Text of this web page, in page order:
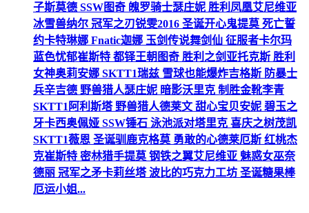
子斯莫德 SSW图奇 魄罗骑士瑟庄妮 胜利凤凰艾尼维亚
冰雪兽纳尔 冠军之刃锐雯2016 圣诞开心鬼提莫 死亡誓
约卡特琳娜 Fnatic迦娜 玉剑传说舞剑仙 征服者卡尔玛
蓝色忧郁崔斯特 都铎王朝图奇 胜利之剑亚托克斯 胜利
女神奥莉安娜 SKTT1瑞兹 雪球也能爆炸吉格斯 防暴士
兵辛吉德 野兽猎人瑟庄妮 暗影沃里克 制胜金靴李青
SKTT1阿利斯塔 野兽猎人德莱文 甜心宝贝安妮 碧玉之
牙卡西奥佩娅 SSW锤石 泳池派对塔里克 喜庆之树茂凯
SKTT1薇恩 圣诞驯鹿克格莫 勇敢的心德莱厄斯 红桃杰
克崔斯特 密林猎手提莫 钢铁之翼艾尼维亚 魅惑女巫奈
德丽 冠军之矛卡莉丝塔 波比的巧克力工坊 圣诞糖果棒
厄运小姐...